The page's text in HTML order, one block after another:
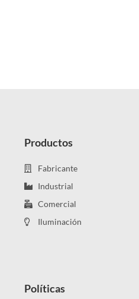
Productos
Fabricante
Industrial
Comercial
Iluminación
Políticas